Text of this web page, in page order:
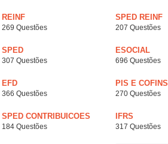
REINF
269 Questões
SPED REINF
207 Questões
SPED
307 Questões
ESOCIAL
696 Questões
EFD
366 Questões
PIS E COFINS
270 Questões
SPED CONTRIBUICOES
184 Questões
IFRS
317 Questões